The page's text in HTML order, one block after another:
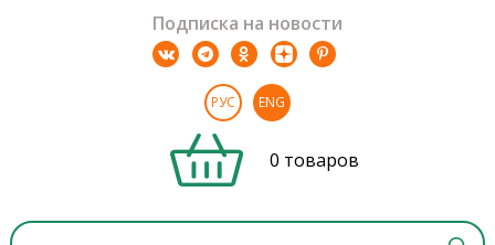
Подписка на новости
РУС ENG
0 товаров